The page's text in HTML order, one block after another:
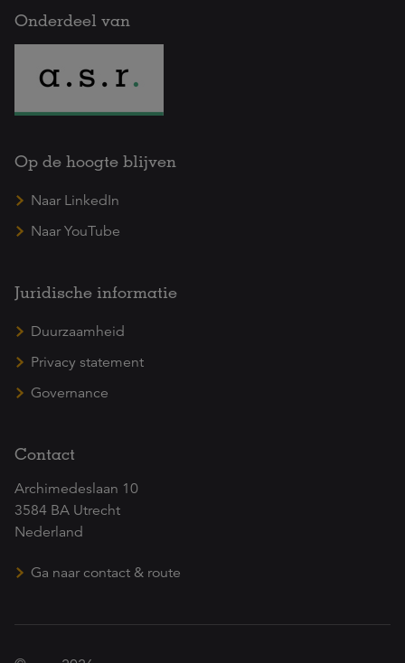
Onderdeel van
Op de hoogte blijven
Naar LinkedIn
Naar YouTube
Juridische informatie
Duurzaamheid
Privacy statement
Governance
Contact
Archimedeslaan 10
3584 BA Utrecht
Nederland
Ga naar contact & route